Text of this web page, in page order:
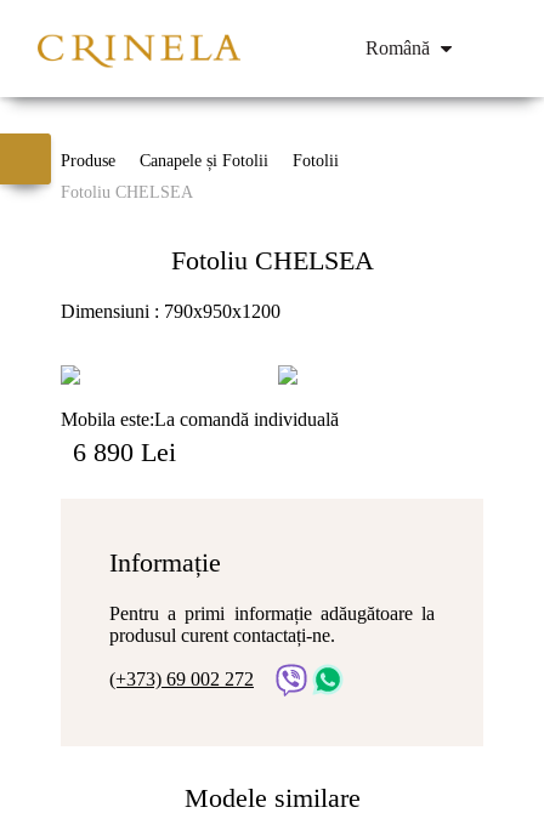
Română
Produse Canapele și Fotolii
Fotolii
Fotoliu CHELSEA
Fotoliu CHELSEA
Dimensiuni : 790x950x1200
Mobila este:La comandă individuală
6 890 Lei
Informație
Pentru a primi informație adăugătoare la
produsul curent contactați-ne.
(+373) 69 002 272
Modele similare